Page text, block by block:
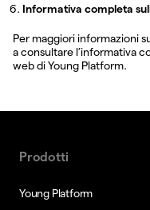
Informativa completa
Per maggiori informazioni
a consultare l’informativa
web di Young Platform.
Prodotti
Young Platform